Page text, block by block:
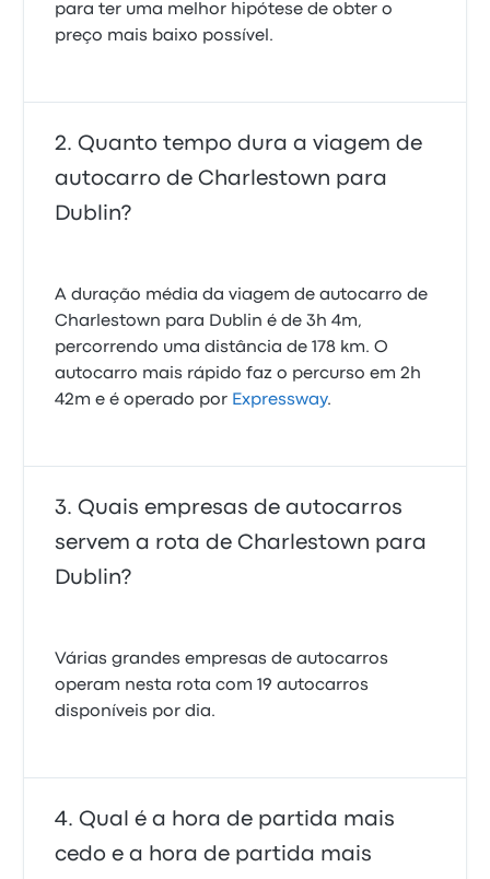
para ter uma melhor hipótese de obter o
preço mais baixo possível.
Quanto tempo dura a viagem de
autocarro de Charlestown para
Dublin?
A duração média da viagem de autocarro de
Charlestown para Dublin é de 3h 4m,
percorrendo uma distância de 178 km. O
autocarro mais rápido faz o percurso em 2h
42m e é operado por Expressway.
Quais empresas de autocarros
servem a rota de Charlestown para
Dublin?
Várias grandes empresas de autocarros
operam nesta rota com 19 autocarros
disponíveis por dia.
Qual é a hora de partida mais
cedo e a hora de partida mais